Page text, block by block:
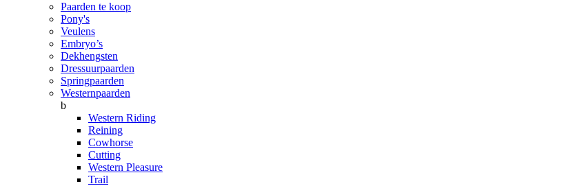
Paarden te koop
Pony's
Veulens
Embryo’s
Dekhengsten
Dressuurpaarden
Springpaarden
Westernpaarden
b
Western Riding
Reining
Cowhorse
Cutting
Western Pleasure
Trail